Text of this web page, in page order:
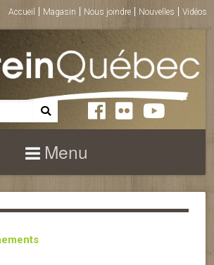
Accueil Magasin Nous joindre Nouvelles Vidéos
Menu